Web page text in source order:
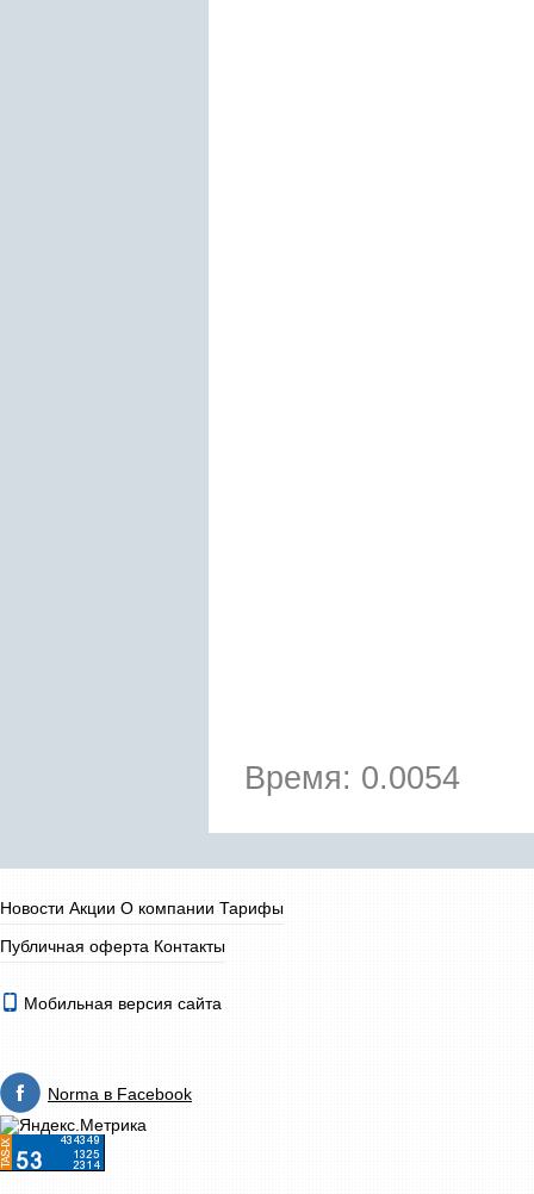
Время: 0.0054
Новости Акции О компании Тарифы
Публичная оферта Контакты
Мобильная версия сайта
Norma в Facebook